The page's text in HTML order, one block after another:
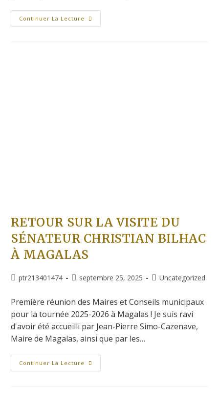
Continuer La Lecture
RETOUR SUR LA VISITE DU
SÉNATEUR CHRISTIAN BILHAC
À MAGALAS
ptr213401474 septembre 25, 2025 Uncategorized
Première réunion des Maires et Conseils municipaux
pour la tournée 2025-2026 à Magalas ! Je suis ravi
d'avoir été accueilli par Jean-Pierre Simo-Cazenave,
Maire de Magalas, ainsi que par les…
Continuer La Lecture